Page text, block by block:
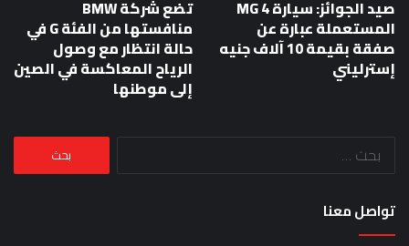
صيد الجوائز: سيارة MG 4
المستعملة عبارة عن
صفقة بقيمة 10 آلاف جنيه
إسترليني
تضع شركة BMW
منافستها من الفئة G في
حالة انتظار مع وصول
الرياح المعاكسة في الصين
إلى موطنها
البحث
تواصل معنا